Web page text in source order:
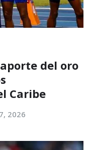
del oro
Caribe
2026